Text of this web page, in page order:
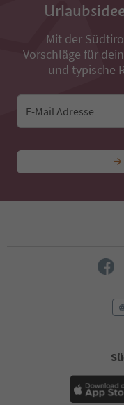
Mit der
Vorschläge für
und typische
E-Mail Adresse